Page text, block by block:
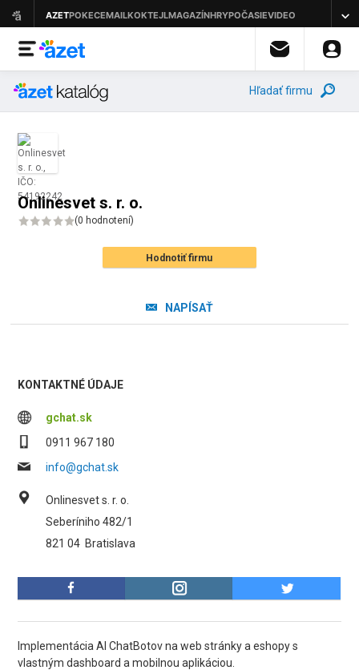
Hľadať firmu
Onlinesvet s. r. o.
(0 hodnotení)
Hodnotiť firmu
NAPÍSAŤ
KONTAKTNÉ ÚDAJE
gchat.sk
0911 967 180
info@gchat.sk
Onlinesvet s. r. o.
Seberíniho 482/1
821 04 Bratislava
Implementácia AI ChatBotov na web stránky a eshopy s
vlastným dashboard a mobilnou aplikáciou.